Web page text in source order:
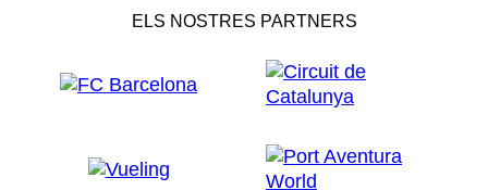
ELS NOSTRES PARTNERS